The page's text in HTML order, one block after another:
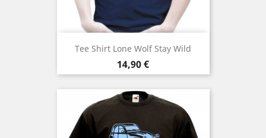
Tee Shirt Lone Wolf Stay Wild
Prix
14,90 €